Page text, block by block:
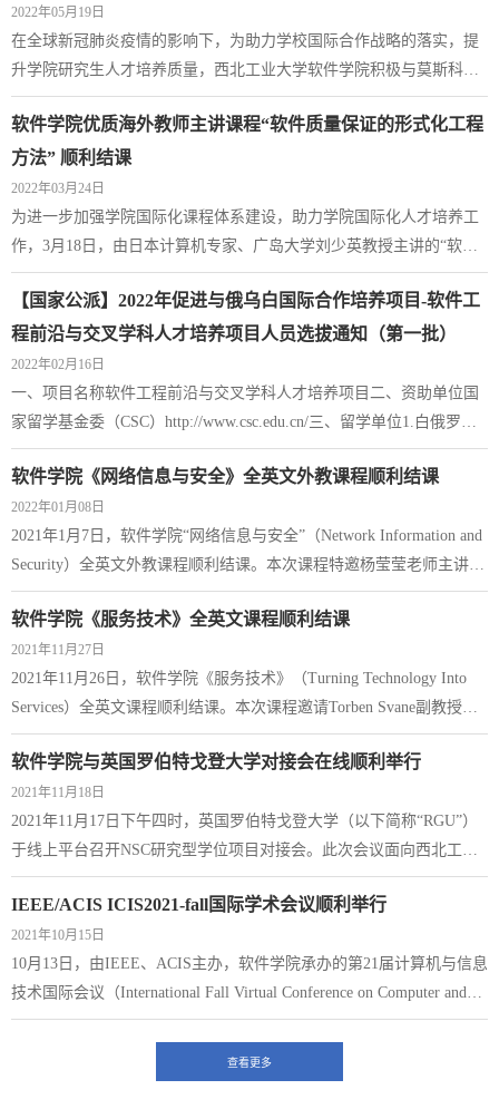
合的方式向学生讲解课程知识，在课间，学生对上课有疑问的知识
点，MIAN AHMAD JAN教授也会耐心进行解答。授课期...
2022年05月19日
在全球新冠肺炎疫情的影响下，为助力学校国际合作战略的落实，提
升学院研究生人才培养质量，西北工业大学软件学院积极与莫斯科航
空学院计算机学院开展硕士“1+1”联合培养项目合作推进工作。5月18
日，西北工业大学软件学院与莫斯科航空学院计算机学院围绕推进硕
士“1+1”联合培养项目推进工作举行线上会议。国际合作处副处长向
丹，国际合作处专家科项目主管张莹予，软件学院院长郑江滨与莫斯
科航空学院计算机学院院长Sergey Kry...
软件学院优质海外教师主讲课程“软件质量保证的形式化工程
方法” 顺利结课
2022年03月24日
为进一步加强学院国际化课程体系建设，助力学院国际化人才培养工
作，3月18日，由日本计算机专家、广岛大学刘少英教授主讲的“软件
质量保证的形式化工程方法”（Formal Engineering Methods for
Software Quality Assurance）顺利结课。应我院邀请，刘教授自2017年
起每年春季学期为我院研究生和高年级本科生开设该门专业课程，截
至今年已连续开设6期。主讲人简介：刘少英是日本著名计算机专家，
现任广岛大学计算机科学教授，IEEE...
【国家公派】2022年促进与俄乌白国际合作培养项目-软件工
程前沿与交叉学科人才培养项目人员选拔通知（第一批）
2022年02月16日
一、项目名称软件工程前沿与交叉学科人才培养项目二、资助单位国
家留学基金委（CSC）http://www.csc.edu.cn/三、留学单位1.白俄罗斯
国立信息技术无线电电子大学（Belarusian State University of
Informatics and Radioelectronics）https://www.bsuir.by/en/2.俄罗斯托木
斯克理工大学(Tomsk Polytechnic University)https://tpu.ru/en四、选派专
业软件工程、计算机科学与技术、物联网工程、人工智能、数据科学
与大数据及相关专...
软件学院《网络信息与安全》全英文外教课程顺利结课
2022年01月08日
2021年1月7日，软件学院“网络信息与安全”（Network Information and
Security）全英文外教课程顺利结课。本次课程特邀杨莹莹老师主讲，
课程内容涵盖了网络信息安全相关概念，以及如何应对网络信息安全
的相关挑战。专家简介：杨莹莹，作为澳大利亚在Cisco DevNet
Associate等计算机网络最新领域培训教师的讲师之一，多年在新南威
尔士州的TAFE培训其他Cisco讲师，还曾为迪肯大学、马绍尔大学、
堪培拉理工学院、西悉尼大学等大学...
软件学院《服务技术》全英文课程顺利结课
2021年11月27日
2021年11月26日，软件学院《服务技术》（Turning Technology Into
Services）全英文课程顺利结课。本次课程邀请Torben Svane副教授担
任主讲，课程讲述了数字服务设计概念，解决与开发和此类服务相关
的软件挑战。Torben Svane现任瑞典哈姆斯塔德大学副教授，曾在IT界
担任CIO和IT策略顾问长达15年，并在哈尔姆斯塔德大学进行25年的
学术研究。现教授涉及IT和业务交叉，以及如何开发新的业务模式和
想法的课程。Torben副教授是IEEE(...
软件学院与英国罗伯特戈登大学对接会在线顺利举行
2021年11月18日
2021年11月17日下午四时，英国罗伯特戈登大学（以下简称“RGU”）
于线上平台召开NSC研究型学位项目对接会。此次会议面向西北工业
大学、山东大学、上海大学、北京工业大学、中央财经大学等20多家
院校，英方为国内参会院校详尽介绍了本次拟合作项目的具体内容，
为合作双方搭建了一个沟通交流的平台，助力接下来的合作顺利进
行。软件学院院长助理魏倩茹、外事秘书吕桐桐和阎倩雯参加了本次
对接会。会议首先由RGU副校长Nick Fyfe教...
IEEE/ACIS ICIS2021-fall国际学术会议顺利举行
2021年10月15日
10月13日，由IEEE、ACIS主办，软件学院承办的第21届计算机与信息
技术国际会议（International Fall Virtual Conference on Computer and
Information Science，ICIS 2021-Fall)在线上顺利召开，100余名学者以
会议正式开始。大会主席、校长助理张艳宁教授代表学校致欢迎词，
查看更多